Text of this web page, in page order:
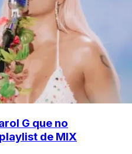
G que no
de MIX